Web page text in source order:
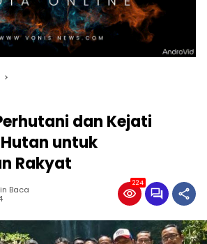
dan Kejati
untuk
Rakyat
Baca
224